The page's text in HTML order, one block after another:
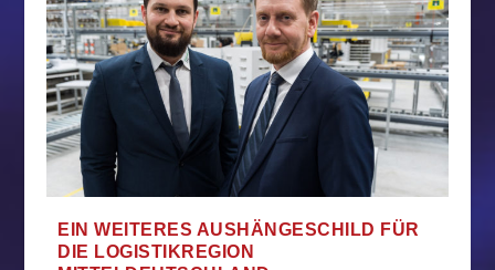
EIN WEITERES AUSHÄNGESCHILD FÜR
DIE LOGISTIKREGION